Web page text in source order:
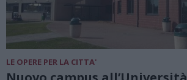
LE OPERE PER LA CITTA'